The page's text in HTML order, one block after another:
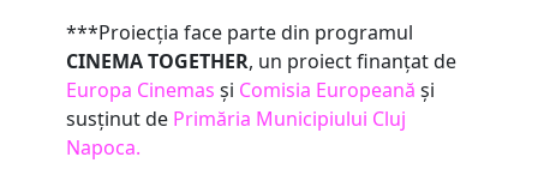
***Proiecția face parte din programul
CINEMA TOGETHER, un proiect finanțat de
Europa Cinemas și Comisia Europeană și
susținut de Primăria Municipiului Cluj
Napoca.